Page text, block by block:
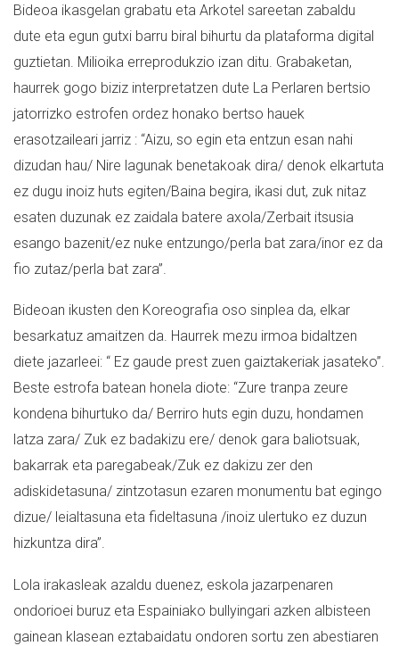
Bideoa ikasgelan grabatu eta Arkotel sareetan zabaldu
dute eta egun gutxi barru biral bihurtu da plataforma digital
guztietan. Milioika erreprodukzio izan ditu. Grabaketan,
haurrek gogo biziz interpretatzen dute La Perlaren bertsio
jatorrizko estrofen ordez honako bertso hauek
erasotzaileari jarriz : “Aizu, so egin eta entzun esan nahi
dizudan hau/ Nire lagunak benetakoak dira/ denok elkartuta
ez dugu inoiz huts egiten/Baina begira, ikasi dut, zuk nitaz
esaten duzunak ez zaidala batere axola/Zerbait itsusia
esango bazenit/ez nuke entzungo/perla bat zara/inor ez da
fio zutaz/perla bat zara”.
Bideoan ikusten den Koreografia oso sinplea da, elkar
besarkatuz amaitzen da. Haurrek mezu irmoa bidaltzen
diete jazarleei: “ Ez gaude prest zuen gaiztakeriak jasateko”.
Beste estrofa batean honela diote: “Zure tranpa zeure
kondena bihurtuko da/ Berriro huts egin duzu, hondamen
latza zara/ Zuk ez badakizu ere/ denok gara baliotsuak,
bakarrak eta paregabeak/Zuk ez dakizu zer den
adiskidetasuna/ zintzotasun ezaren monumentu bat egingo
dizue/ leialtasuna eta fideltasuna /inoiz ulertuko ez duzun
hizkuntza dira”.
Lola irakasleak azaldu duenez, eskola jazarpenaren
ondorioei buruz eta Espainiako bullyingari azken albisteen
gainean klasean eztabaidatu ondoren sortu zen abestiaren